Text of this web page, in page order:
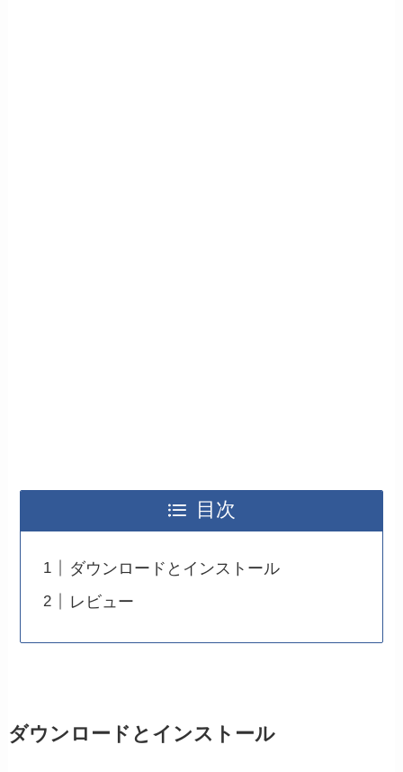
目次
ダウンロードとインストール
レビュー
ダウンロードとインストール